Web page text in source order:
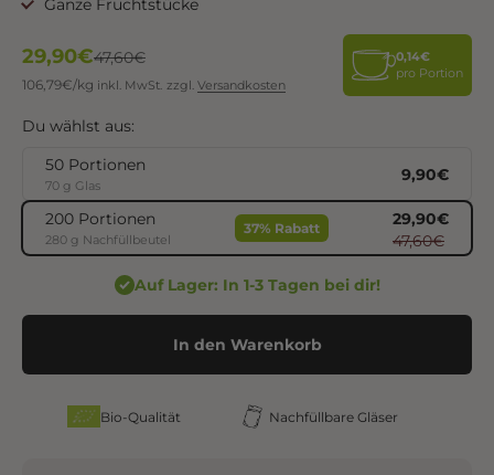
Ganze Fruchtstücke
Angebot
29,90€Regulärer Preis
47,60€
106,79€/kg inkl. MwSt. zzgl. Versandkosten
0,14€
pro Portion
Du wählst aus:
50 Portionen
70 g Glas
Angebot
9,90€
200 Portionen
280 g Nachfüllbeutel
37% Rabatt
Angebot
29,90€
Regulärer
47,60€
Auf Lager: In 1-3 Tagen bei dir!
In den Warenkorb
Bio-Qualität Nachfüllbare Gläser